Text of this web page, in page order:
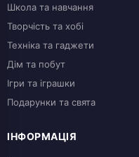
Школа та навчання
Творчість та хобі
Техніка та гаджети
Дім та побут
Ігри та іграшки
Подарунки та свята
ІНФОРМАЦІЯ